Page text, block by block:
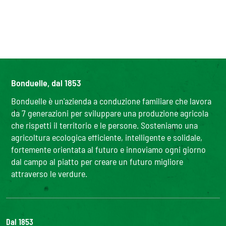
Bonduelle, dal 1853
Bonduelle è un'azienda a conduzione familiare che lavora
da 7 generazioni per sviluppare una produzione agricola
che rispetti il territorio e le persone. Sosteniamo una
agricoltura ecologica efficiente, intelligente e solidale,
fortemente orientata al futuro e innoviamo ogni giorno
dal campo al piatto per creare un futuro migliore
attraverso le verdure.
Dal 1853